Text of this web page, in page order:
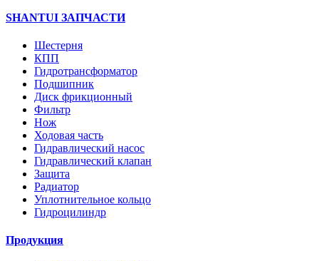
SHANTUI ЗАПЧАСТИ
Шестерня
КПП
Гидротрансформатор
Подшипник
Диск фрикционный
Фильтр
Нож
Ходовая часть
Гидравлический насос
Гидравлический клапан
Защита
Радиатор
Уплотнительное кольцо
Гидроцилиндр
Продукция